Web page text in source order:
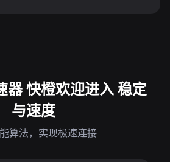
器 快橙欢迎进入 稳定
与速度
算法，实现极速连接